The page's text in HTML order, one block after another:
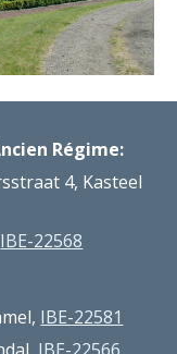
Régime:
4, Kasteel
IBE-22568
IBE-22581